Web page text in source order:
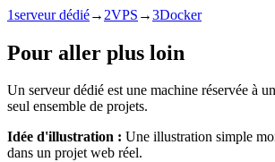
1serveur dédié→ 2VPS →3Docker
Pour aller plus loin
Un serveur dédié est une machine réservée à
seul ensemble de projets.
Idée d'illustration : Une illustration simple
dans un projet web réel.